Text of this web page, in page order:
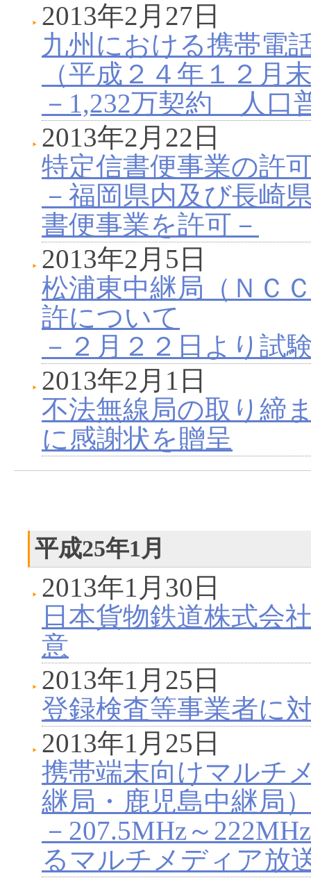
2013年2月27日
九州における携帯電
（平成２４年１２月
－1,232万契約 人口
2013年2月22日
特定信書便事業の許
－福岡県内及び長崎
書便事業を許可－
2013年2月5日
松浦東中継局（ＮＣ
許について
－２月２２日より試
2013年2月1日
不法無線局の取り締
に感謝状を贈呈
平成25年1月
2013年1月30日
日本貨物鉄道株式会
意
2013年1月25日
登録検査等事業者に
2013年1月25日
携帯端末向けマルチ
継局・鹿児島中継局
－207.5MHz～
るマルチメディア放